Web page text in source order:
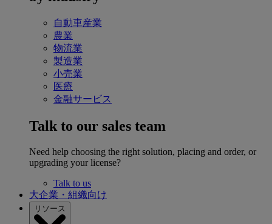
自動車産業
農業
物流業
製造業
小売業
医療
金融サービス
Talk to our sales team
Need help choosing the right solution, placing and order, or
upgrading your license?
Talk to us
大企業・組織向け
リソース